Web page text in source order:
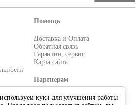
Помощь
Доставка и Оплата
Обратная связь
Гарантии, сервис
Карта сайта
Партнерам
Условия работы
куки для улучшения работы